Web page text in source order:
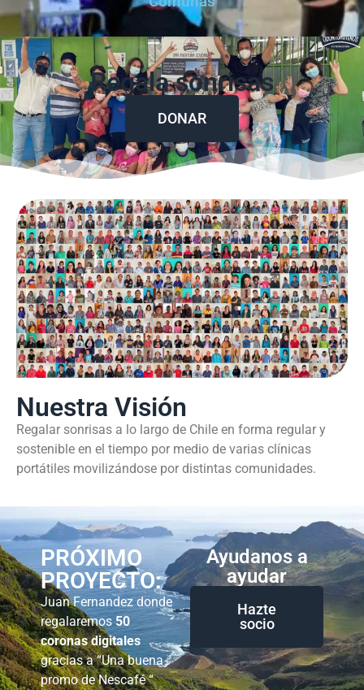
Regala sonrisas
DONAR
Nuestra Visión
Regalar sonrisas a lo largo de Chile en forma regular y
sostenible en el tiempo por medio de varias clínicas
portátiles movilizándose por distintas comunidades.
PRÓXIMO
PROYECTO:
Juan Fernandez donde
regalaremos 50
coronas digitales
gracias a “Una buena
promo de Nescafé “
Ayudanos a
ayudar
Hazte
socio